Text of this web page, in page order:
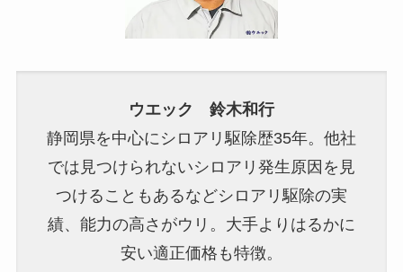
ウエック 鈴木和行
静岡県を中心にシロアリ駆除歴35年。他社
では見つけられないシロアリ発生原因を見
つけることもあるなどシロアリ駆除の実
績、能力の高さがウリ。大手よりはるかに
安い適正価格も特徴。